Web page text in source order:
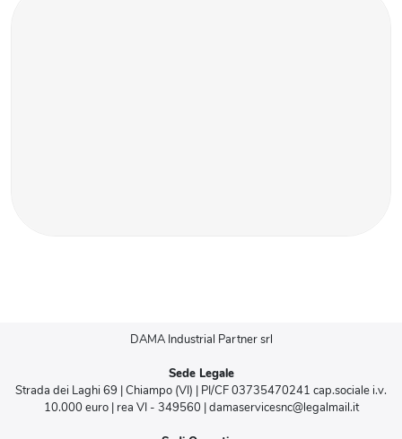
DAMA Industrial Partner srl
Sede Legale
Strada dei Laghi 69 | Chiampo (VI) | PI/CF 03735470241 cap.sociale i.v.
10.000 euro | rea VI - 349560 | damaservicesnc@legalmail.it